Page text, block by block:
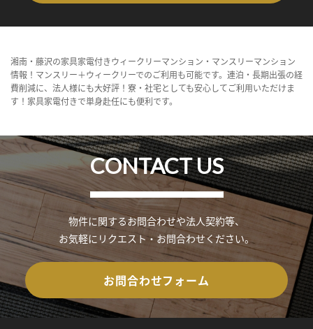
湘南・藤沢の家具家電付きウィークリーマンション・マンスリーマンション
情報！マンスリー＋ウィークリーでのご利用も可能です。連泊・長期出張の経
費削減に、法人様にも大好評！寮・社宅としても安心してご利用いただけま
す！家具家電付きで単身赴任にも便利です。
CONTACT US
物件に関するお問合わせや法人契約等、
お気軽にリクエスト・お問合わせください。
お問合わせフォーム